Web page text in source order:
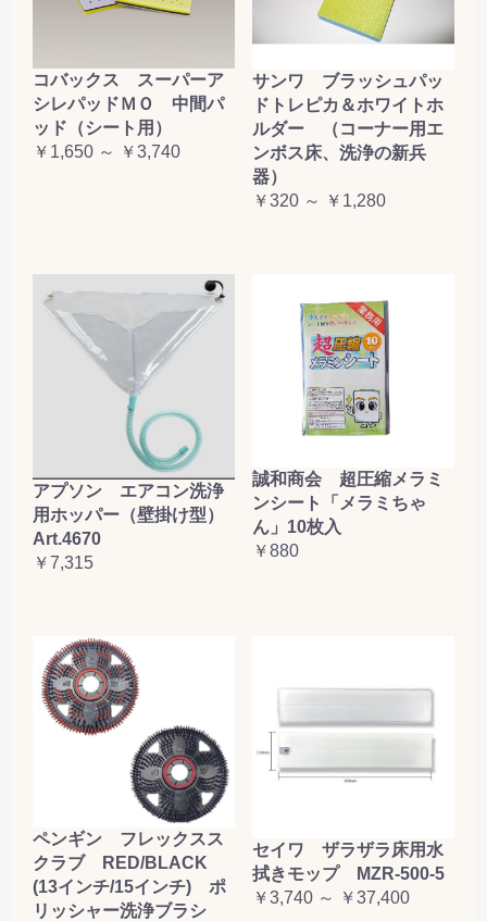
コバックス スーパーア
シレパッドＭＯ 中間パ
ッド（シート用）
￥1,650 ～ ￥3,740
サンワ ブラッシュパッ
ドトレピカ＆ホワイトホ
ルダー （コーナー用エ
ンボス床、洗浄の新兵
器）
￥320 ～ ￥1,280
アプソン エアコン洗浄
用ホッパー（壁掛け型）
Art.4670
￥7,315
誠和商会 超圧縮メラミ
ンシート「メラミちゃ
ん」10枚入
￥880
ペンギン フレックスス
クラブ RED/BLACK
(13インチ/15インチ) ポ
リッシャー洗浄ブラシ
セイワ ザラザラ床用水
拭きモップ MZR-500-5
￥3,740 ～ ￥37,400